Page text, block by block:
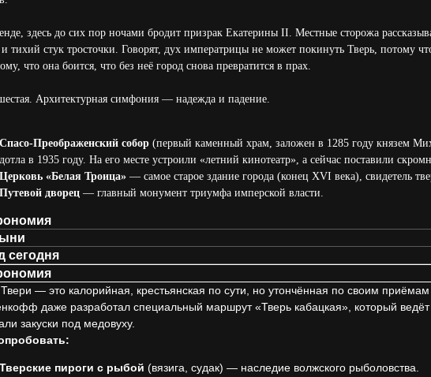
здесь до сих пор ночами бродит призрак Екатерины II. Местные сторожа
и тихий стук тросточки. Говорят, дух императрицы не может покинуть Тверь, потому
что она боится, что без неё город снова превратится в прах.
Архитектурная симфония — надежда и падение.
Спасо-Преображенский собор (первый каменный храм, заложен в 1285 году князем
дотла в 1935 году. На его месте устроили «летний кинотеатр», а сейчас поставили
Церковь «Белая Троица» — самое старое здание города (конец XVI века), свидетель
Путевой дворец — главный монумент триумфа имперской власти.
сегодня
— это калорийная, крестьянская по сути, но утончённая по своим
даже разработал специальный маршрут «Тверь кабацкая», который
закуски под медовуху.
Тверские пироги с рыбой (вязига, судак) — наследие волжского рыболовства.